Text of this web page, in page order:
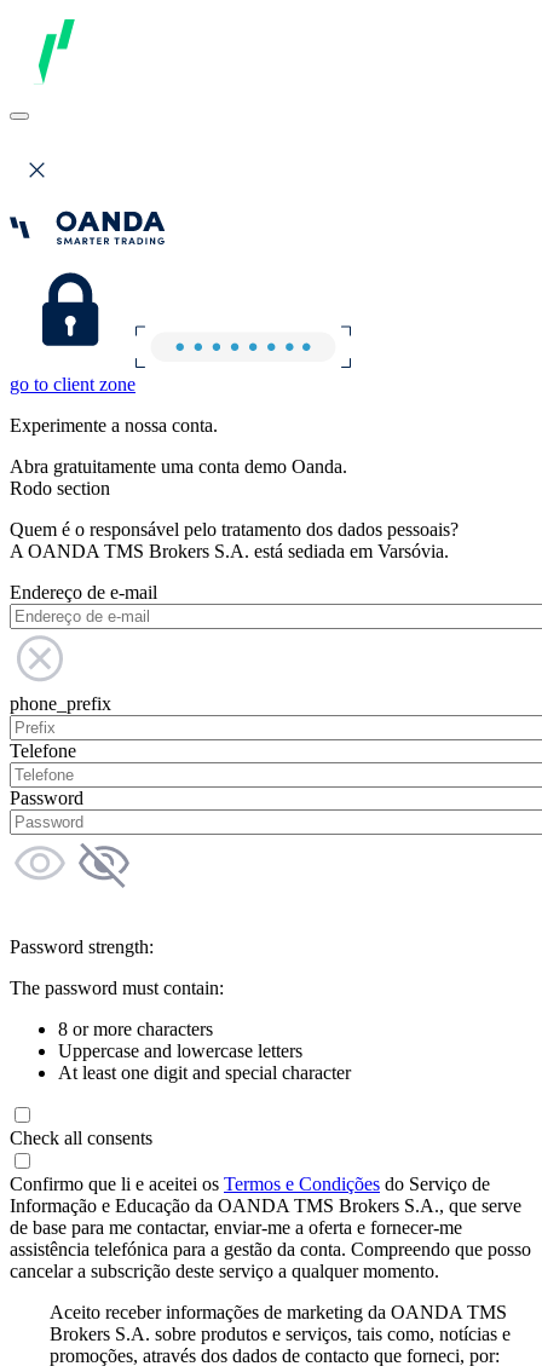
go to client zone
Experimente a nossa conta.
Abra gratuitamente uma conta demo Oanda.
Rodo section
Quem é o responsável pelo tratamento dos dados pessoais?
A OANDA TMS Brokers S.A. está sediada em Varsóvia.
Endereço de e-mail
phone_prefix
Telefone
Password
Password strength:
The password must contain:
8 or more characters
Uppercase and lowercase letters
At least one digit and special character
Check all consents
Confirmo que li e aceitei os Termos e Condições do Serviço de
Informação e Educação da OANDA TMS Brokers S.A., que serve
de base para me contactar, enviar-me a oferta e fornecer-me
assistência telefónica para a gestão da conta. Compreendo que posso
cancelar a subscrição deste serviço a qualquer momento.
Aceito receber informações de marketing da OANDA TMS
Brokers S.A. sobre produtos e serviços, tais como, notícias e
promoções, através dos dados de contacto que forneci, por: